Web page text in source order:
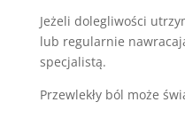
Jeżeli dolegliwości
lub regularnie
specjalistą.
Przewlekły ból może